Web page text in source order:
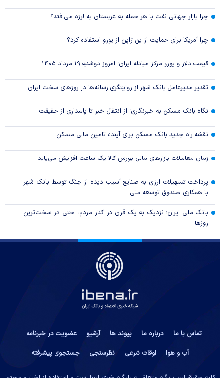
چرا بازار جهانی نفت با هر حمله به عربستان به لرزه می‌افتد؟
چرا آمریکا برای حمایت از ین ژاپن از یورو استفاده کرد؟
قیمت دلار و یورو مرکز مبادله ایران؛ امروز دوشنبه ۱۹ مرداد ۱۴۰۵
تقدیر مدیرعامل بانک شهر از روایتگری رسانه‌ها در روز‌های سخت ایران
نگاه بانک مسکن به خبرنگاری؛ از انتقال خبر تا پاسداری از حقیقت
نقشه راه جدید بانک مسکن برای آینده تامین مالی مسکن
زمان معاملات بازار‌های مالی بورس کالا یک ساعت افزایش می‌یابد
پرداخت تسهیلات ارزی به صنایع آسیب دیده از جنگ توسط بانک شهر
با همکاری صندوق توسعه ملی
بانک ملی ایران؛ نزدیک به یک قرن در کنار مردم، حتی در سخت‌ترین
روز‌ها
تماس با ما درباره ما پیوند ها آرشیو
عضویت در خبرنامه
آب و هوا
اوقات شرعی نظرسنجی جستجوی پیشرفته